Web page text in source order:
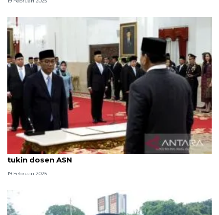
Brian Yuliarto janji pelajari dan selesaikan masalah
tukin dosen ASN
19 Februari 2025